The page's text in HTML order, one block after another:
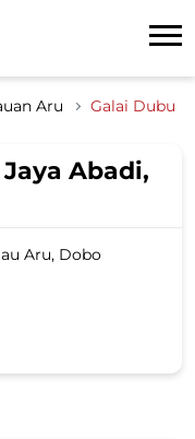
Aru Galai Dubu
Abadi,
Aru, Dobo